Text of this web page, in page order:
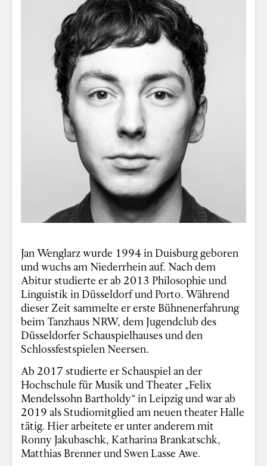
Jan Wenglarz wurde 1994 in Duisburg geboren
und wuchs am Niederrhein auf. Nach dem
Abitur studierte er ab 2013 Philosophie und
Linguistik in Düsseldorf und Porto. Während
dieser Zeit sammelte er erste Bühnenerfahrung
beim Tanzhaus NRW, dem Jugendclub des
Düsseldorfer Schauspielhauses und den
Schlossfestspielen Neersen.
Ab 2017 studierte er Schauspiel an der
Hochschule für Musik und Theater „Felix
Mendelssohn Bartholdy“ in Leipzig und war ab
2019 als Studiomitglied am neuen theater Halle
tätig. Hier arbeitete er unter anderem mit
Ronny Jakubaschk, Katharina Brankatschk,
Matthias Brenner und Swen Lasse Awe.